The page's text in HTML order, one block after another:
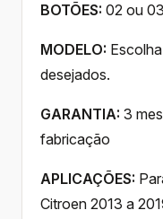
BOTÕES: 02 ou
MODELO:
desejados.
GARANTIA: 3
fabricação
APLICAÇÕES:
Citroen 2013 a